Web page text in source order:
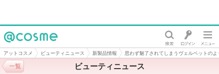
@cosme
アットコスメ ビューティニュース 新製品情報 思わず魅了されてしまうヴェルベットの
ビューティニュース
一覧